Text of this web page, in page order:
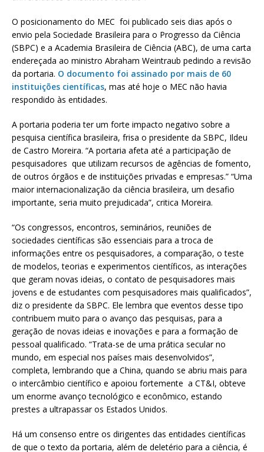
O posicionamento do MEC foi publicado seis dias após o
envio pela Sociedade Brasileira para o Progresso da Ciência
(SBPC) e a Academia Brasileira de Ciência (ABC), de uma carta
endereçada ao ministro Abraham Weintraub pedindo a revisão
da portaria. O documento foi assinado por mais de 60
instituições científicas, mas até hoje o MEC não havia
respondido às entidades.
A portaria poderia ter um forte impacto negativo sobre a
pesquisa científica brasileira, frisa o presidente da SBPC, Ildeu
de Castro Moreira. “A portaria afeta até a participação de
pesquisadores que utilizam recursos de agências de fomento,
de outros órgãos e de instituições privadas e empresas.” “Uma
maior internacionalização da ciência brasileira, um desafio
importante, seria muito prejudicada”, critica Moreira.
“Os congressos, encontros, seminários, reuniões de
sociedades científicas são essenciais para a troca de
informações entre os pesquisadores, a comparação, o teste
de modelos, teorias e experimentos científicos, as interações
que geram novas ideias, o contato de pesquisadores mais
jovens e de estudantes com pesquisadores mais qualificados”,
diz o presidente da SBPC. Ele lembra que eventos desse tipo
contribuem muito para o avanço das pesquisas, para a
geração de novas ideias e inovações e para a formação de
pessoal qualificado. “Trata-se de uma prática secular no
mundo, em especial nos países mais desenvolvidos”,
completa, lembrando que a China, quando se abriu mais para
o intercâmbio científico e apoiou fortemente a CT&I, obteve
um enorme avanço tecnológico e econômico, estando
prestes a ultrapassar os Estados Unidos.
Há um consenso entre os dirigentes das entidades científicas
de que o texto da portaria, além de deletério para a ciência, é